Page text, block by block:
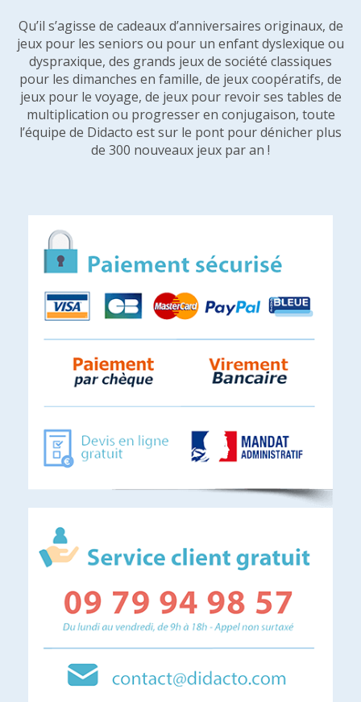
Qu’il s’agisse de cadeaux d’anniversaires originaux, de
jeux pour les seniors ou pour un enfant dyslexique ou
dyspraxique, des grands jeux de société classiques
pour les dimanches en famille, de jeux coopératifs, de
jeux pour le voyage, de jeux pour revoir ses tables de
multiplication ou progresser en conjugaison, toute
l’équipe de Didacto est sur le pont pour dénicher plus
de 300 nouveaux jeux par an !